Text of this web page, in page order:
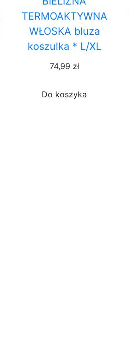
TERMOAKTYWNA
WŁOSKA bluza
koszulka * L/XL
74,99 zł
Do koszyka